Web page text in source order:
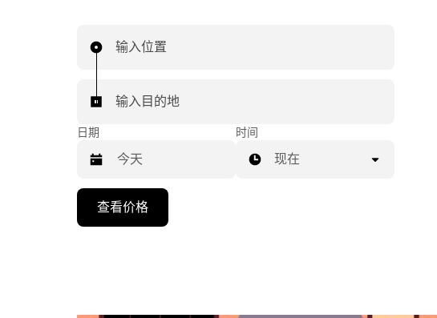
输入位置
输入目的地
日期
向
时间
现在
查看价格